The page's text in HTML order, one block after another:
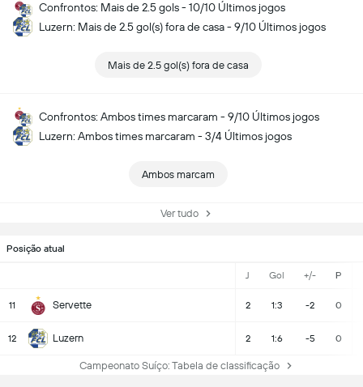
Confrontos: Mais de 2.5 gols - 10/10 Últimos jogos
Luzern: Mais de 2.5 gol(s) fora de casa - 9/10 Últimos jogos
Mais de 2.5 gol(s) fora de casa
Confrontos: Ambos times marcaram - 9/10 Últimos jogos
Luzern: Ambos times marcaram - 3/4 Últimos jogos
Ambos marcam
Ver tudo
Posição atual
J Gol +/- P
11 Servette 2 1:3 -2 0
12 Luzern 2 1:6 -5 0
Campeonato Suíço: Tabela de classificação